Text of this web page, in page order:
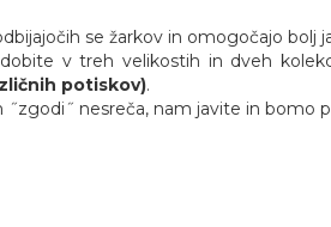
se žarkov in omogočajo bolj
v treh velikostih in dveh
potiskov).
nesreča, nam javite in bomo